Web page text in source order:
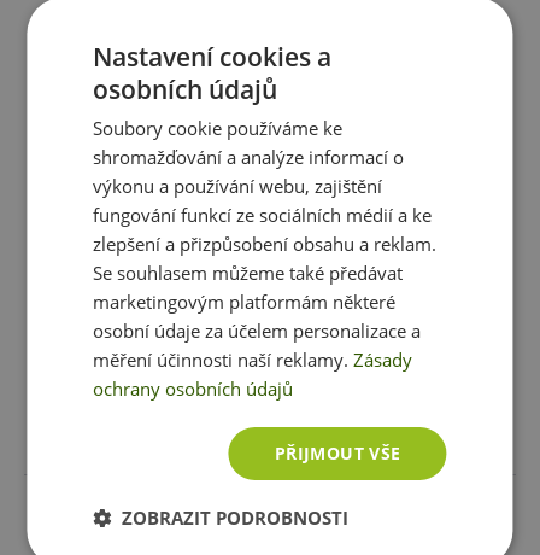
MedPharma Multivitamin s
minerály 42 složek 67 tablet
156 Kč
sklademihned k expedici
Optimum Nutrition Opti-Men
449 Kč
sklademihned k expedici
2 varianty
Vybrat variantu
Nastavení cookies a
osobních údajů
Soubory cookie používáme ke
shromažďování a analýze informací o
výkonu a používání webu, zajištění
fungování funkcí ze sociálních médií a ke
zlepšení a přizpůsobení obsahu a reklam.
Se souhlasem můžeme také předávat
marketingovým platformám některé
osobní údaje za účelem personalizace a
měření účinnosti naší reklamy.Zásady
ochrany osobních údajů
PŘIJMOUT VŠE
ZOBRAZIT PODROBNOSTI